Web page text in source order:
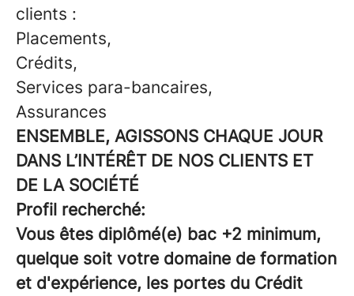
clients :
Placements,
Crédits,
Services para-bancaires,
Assurances
ENSEMBLE, AGISSONS CHAQUE JOUR
DANS L’INTÉRÊT DE NOS CLIENTS ET
DE LA SOCIÉTÉ
Profil recherché:
Vous êtes diplômé(e) bac +2 minimum,
quelque soit votre domaine de formation
et d'expérience, les portes du Crédit